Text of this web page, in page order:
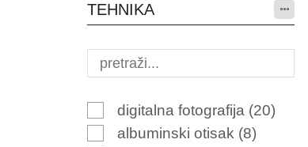
TEHNIKA
digitalna fotografija (20)
albuminski otisak (8)